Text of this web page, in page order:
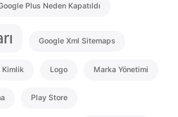
Plus Neden Kapatıldı
Google Xml Sitemaps
Kimlik Logo Marka Yönetimi
Play Store